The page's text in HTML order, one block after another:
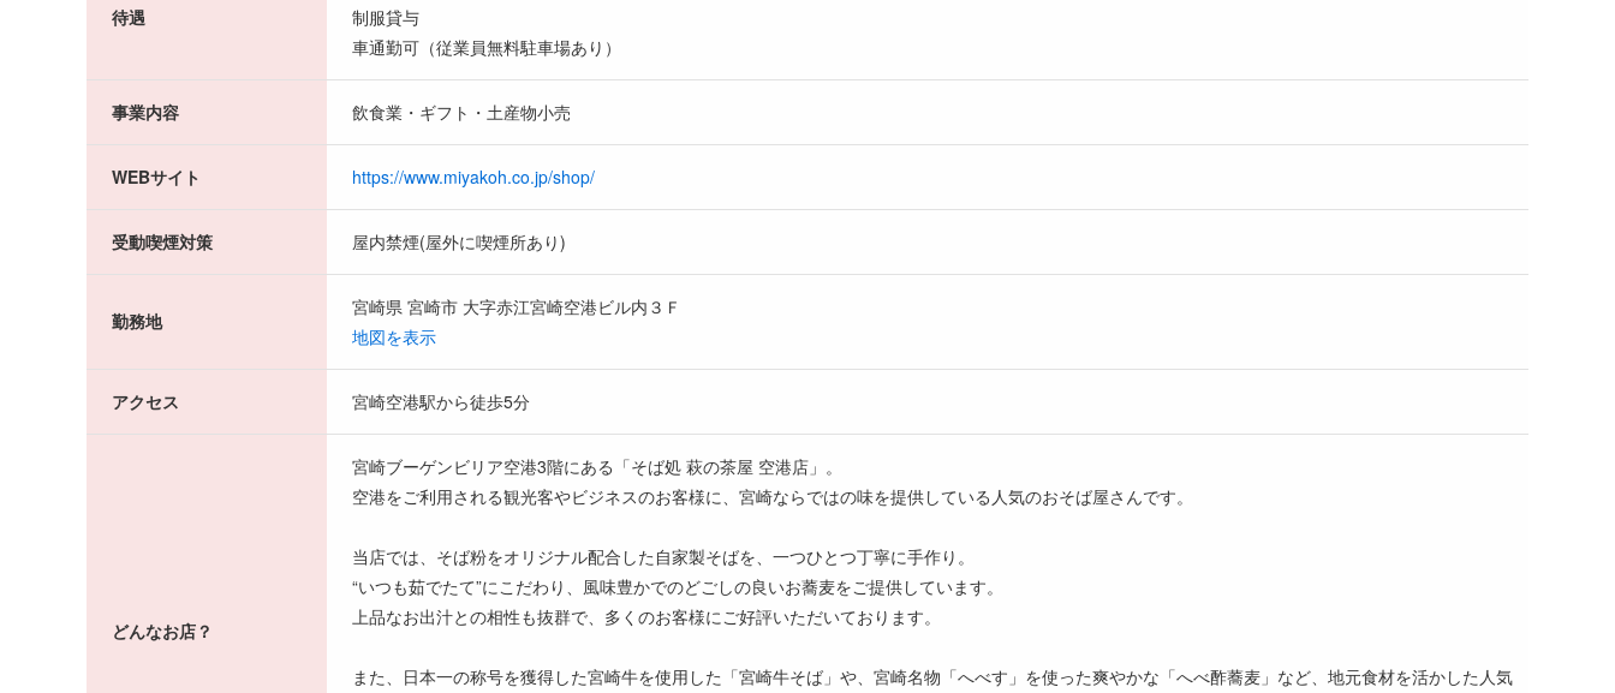
待遇
制服貸与
車通勤可（従業員無料駐車場あり）
事業内容 飲食業・ギフト・土産物小売
WEBサイト https://www.miyakoh.co.jp/shop/
受動喫煙対策 屋内禁煙(屋外に喫煙所あり)
勤務地
宮崎県 宮崎市 大字赤江宮崎空港ビル内３Ｆ
地図を表示
アクセス 宮崎空港駅から徒歩5分
どんなお店？
宮崎ブーゲンビリア空港3階にある「そば処 萩の茶屋 空港店」。
空港をご利用される観光客やビジネスのお客様に、宮崎ならではの味を提供している人気のおそば屋さんです。
当店では、そば粉をオリジナル配合した自家製そばを、一つひとつ丁寧に手作り。
“いつも茹でたて”にこだわり、風味豊かでのどごしの良いお蕎麦をご提供しています。
上品なお出汁との相性も抜群で、多くのお客様にご好評いただいております。
また、日本一の称号を獲得した宮崎牛を使用した「宮崎牛そば」や、宮崎名物「へべす」を使った爽やかな「へべ酢蕎麦」など、地元食材を活かした人気